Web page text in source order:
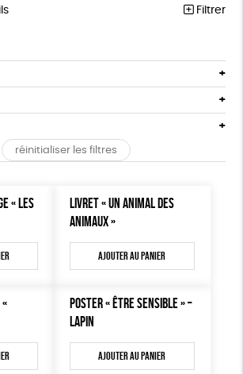
Filtrer
DES ABATTOIRS
cherTex, PETA approuved vegan
réinitialiser les filtres
« LES
LIVRET « UN ANIMAL DES
ANIMAUX »
Ajouter au panier
POSTER « ÊTRE SENSIBLE » –
LAPIN
Ajouter au panier